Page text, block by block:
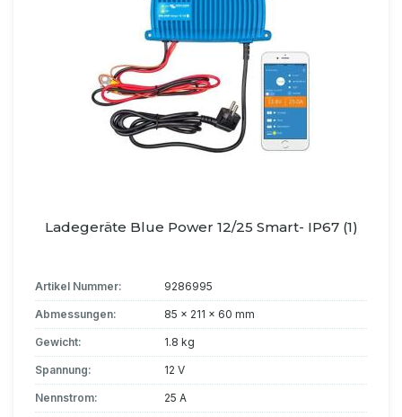
Ladegeräte Blue Power 12/25 Smart- IP67 (1)
Artikel Nummer: 9286995
Abmessungen: 85 x 211 x 60 mm
Gewicht: 1.8 kg
Spannung: 12 V
Nennstrom: 25 A